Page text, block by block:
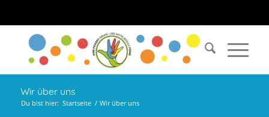
Wir über uns
Du bist hier: Startseite / Wir über uns